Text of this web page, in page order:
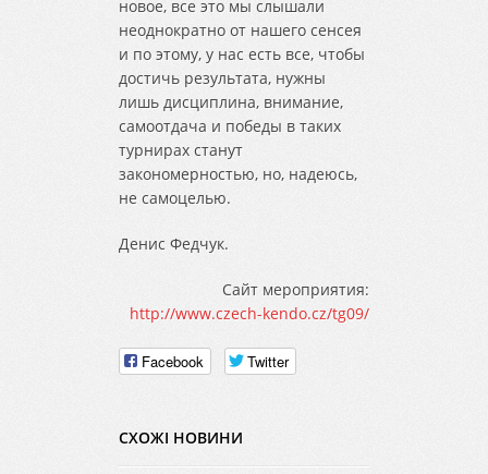
новое, все это мы слышали
неоднократно от нашего сенсея
и по этому, у нас есть все, чтобы
достичь результата, нужны
лишь дисциплина, внимание,
самоотдача и победы в таких
турнирах станут
закономерностью, но, надеюсь,
не самоцелью.
Денис Федчук.
Сайт мероприятия:
http://www.czech-kendo.cz/tg09/
Facebook Twitter
СХОЖІ НОВИНИ